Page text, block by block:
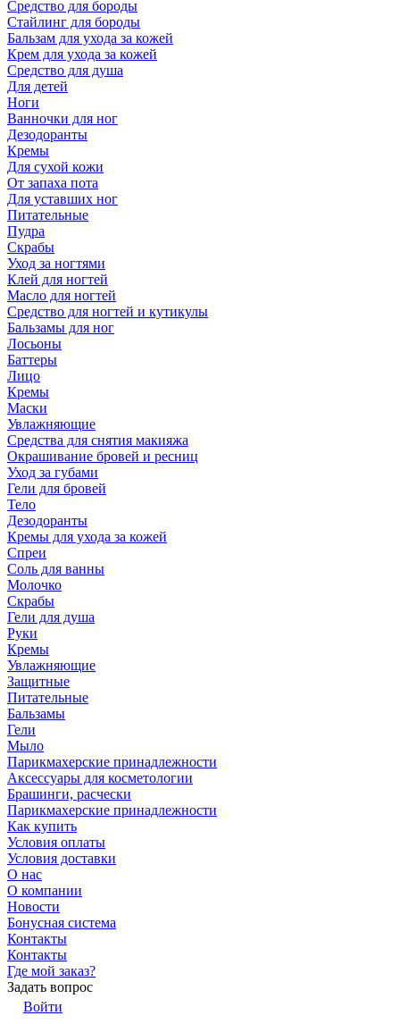
Средство для бороды
Стайлинг для бороды
Бальзам для ухода за кожей
Крем для ухода за кожей
Средство для душа
Для детей
Ноги
Ванночки для ног
Дезодоранты
Кремы
Для сухой кожи
От запаха пота
Для уставших ног
Питательные
Пудра
Скрабы
Уход за ногтями
Клей для ногтей
Масло для ногтей
Средство для ногтей и кутикулы
Бальзамы для ног
Лосьоны
Баттеры
Лицо
Кремы
Маски
Увлажняющие
Средства для снятия макияжа
Окрашивание бровей и ресниц
Уход за губами
Гели для бровей
Тело
Дезодоранты
Кремы для ухода за кожей
Спреи
Соль для ванны
Молочко
Скрабы
Гели для душа
Руки
Кремы
Увлажняющие
Защитные
Питательные
Бальзамы
Гели
Мыло
Парикмахерские принадлежности
Аксессуары для косметологии
Брашинги, расчески
Парикмахерские принадлежности
Как купить
Условия оплаты
Условия доставки
О нас
О компании
Новости
Бонусная система
Контакты
Контакты
Где мой заказ?
Задать вопрос
Войти